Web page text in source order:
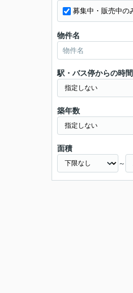
募集中・販売中の
物件名
駅・バス停からの時間
築年数
面積
～